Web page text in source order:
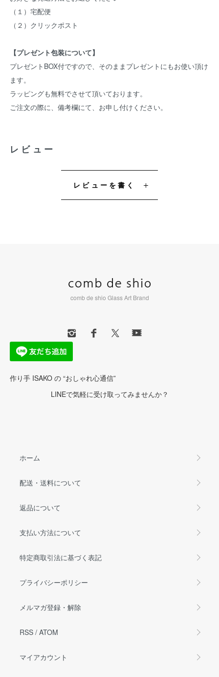
（１）宅配便
（２）クリックポスト
【プレゼント包装について】
プレゼントBOX付ですので、そのままプレゼントにもお使い頂け
ます。
ラッピングも無料でさせて頂いております。
ご注文の際に、備考欄にて、お申し付けください。
レビュー
レビューを書く
comb de shio Glass Art Brand
作り手 ISAKO の “おしゃれ心通信”
LINEで気軽に受け取ってみませんか？
ホーム
配送・送料について
返品について
支払い方法について
特定商取引法に基づく表記
プライバシーポリシー
メルマガ登録・解除
RSS / ATOM
マイアカウント